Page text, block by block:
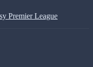
Premier League